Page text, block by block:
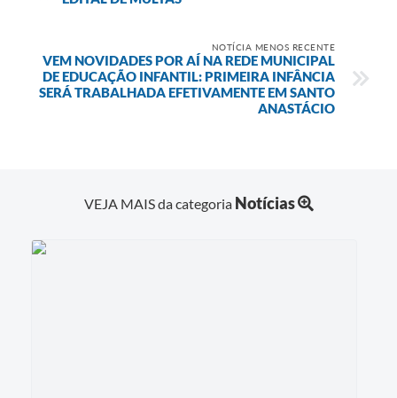
NOTÍCIA MENOS RECENTE
VEM NOVIDADES POR AÍ NA REDE MUNICIPAL
DE EDUCAÇÃO INFANTIL: PRIMEIRA INFÂNCIA
SERÁ TRABALHADA EFETIVAMENTE EM SANTO
ANASTÁCIO
VEJA MAIS da categoria Notícias